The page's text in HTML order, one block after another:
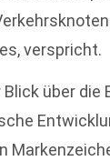
verspricht.
Blick über